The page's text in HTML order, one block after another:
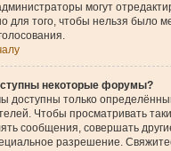
могут
для того, чтобы нельзя было
некоторые форумы?
доступны только
Чтобы просматривать
сообщения, совершать
разрешение.